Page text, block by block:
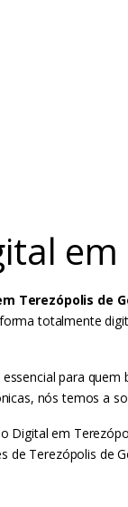
Terezópolis de
totalmente
para
nós temos a
Digital em
de Terezópolis de